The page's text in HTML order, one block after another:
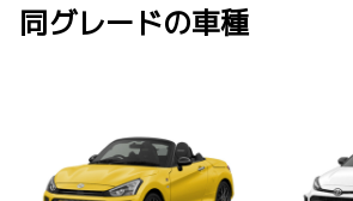
同グレードの車種